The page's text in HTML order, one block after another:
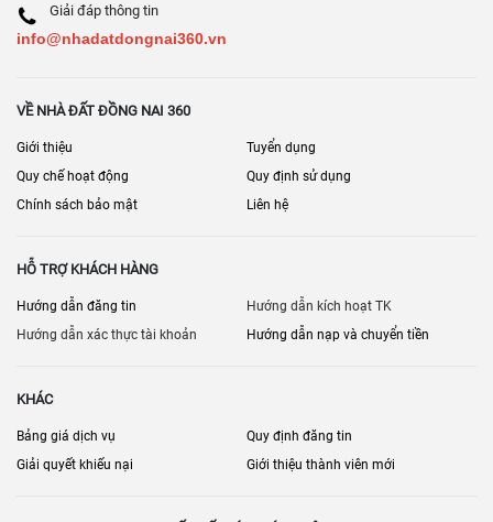
Giải đáp thông tin
info@nhadatdongnai360.vn
VỀ NHÀ ĐẤT ĐỒNG NAI 360
Giới thiệu
Tuyển dụng
Quy chế hoạt động
Quy định sử dụng
Chính sách bảo mật
Liên hệ
HỖ TRỢ KHÁCH HÀNG
Hướng dẫn đăng tin
Hướng dẫn kích hoạt TK
Hướng dẫn xác thực tài khoản
Hướng dẫn nạp và chuyển tiền
KHÁC
Bảng giá dịch vụ
Quy định đăng tin
Giải quyết khiếu nại
Giới thiệu thành viên mới